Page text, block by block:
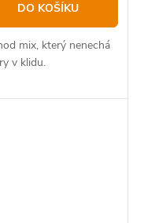
DO KOŠÍKU
mix, který nenechá
v klidu.